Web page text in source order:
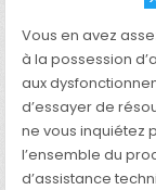
Vous en avez
à la possession
aux
d’essayer de
ne vous inquiétez
l’ensemble du
d’assistance